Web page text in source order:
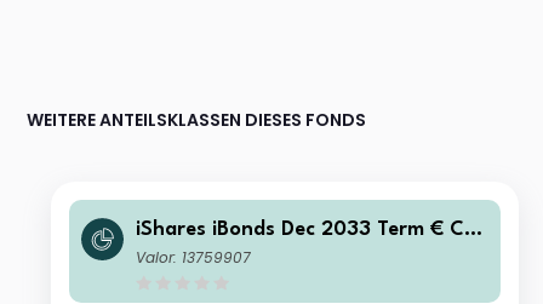
WEITERE ANTEILSKLASSEN DIESES FONDS
iShares iBonds Dec 2033 Term € Cor
p UCITS ETF EUR (Acc)
Valor: 13759907